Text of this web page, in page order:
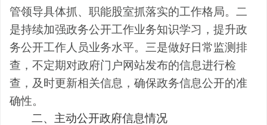
管领导具体抓、 职能股室抓落实的工作格局。 二
是持续加强政务公开工作业务知识学习， 提升政
务公开工作人员业务水平。 三是做好日常监测排
查，不定期对政府门户网站发布的信息进行检
查， 及时更新相关信息， 确保政务信息公开的准
确性。
二、主动公开政府信息情况